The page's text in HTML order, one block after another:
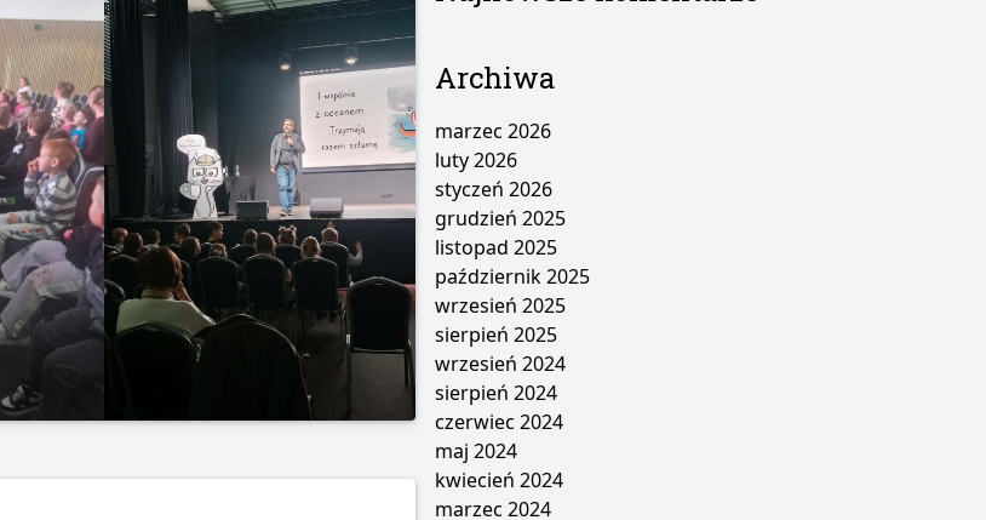
Archiwa
marzec 2026
luty 2026
styczeń 2026
grudzień 2025
listopad 2025
październik 2025
wrzesień 2025
sierpień 2025
wrzesień 2024
sierpień 2024
czerwiec 2024
maj 2024
kwiecień 2024
marzec 2024